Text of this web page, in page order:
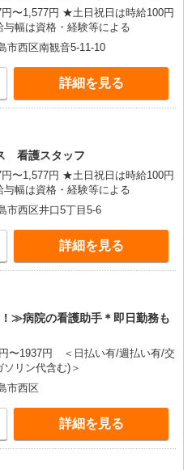
★土日祝日は時給100円
幅は資格・経験等による
市西区南観音5-11-10
詳細を見る
看護スタッフ
★土日祝日は時給100円
幅は資格・経験等による
市西区井口5丁目5-6
詳細を見る
≫病院の看護助手＊即日勤務も
〜1937円 ＜日払い有/週払い有/交
リン代含む)＞
市西区
詳細を見る